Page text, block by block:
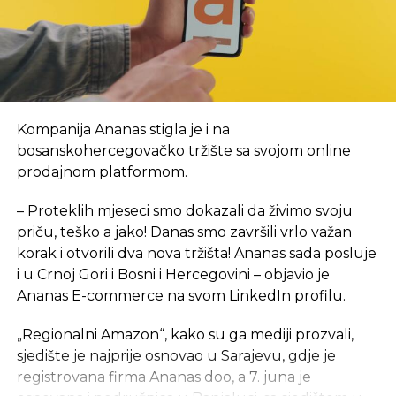
početak, kancelarije NTP-a biće u novom objektu
Arhitektonsko-građevinsko-geodetskog fakulteta i
Šumarskog fakulteta, u krugu Univerzitetskog
grada. Inače, lokacija je u neposrednoj blizini
tehničke dokumentacije tada bila u toku. Tada je i
rečeno da se na proljeće 2024. godine planira
polaganje kamena temeljca za izgradnju ovog
metara, sa planiranim rokom od 24 mjeseca, a tada
je procijenjeno da će okvirna vrijednost objekta,
neophodnom opremom i laboratorijom, iznositi 15
mil EUR.
odobrio sredstva za dva projekta u Srpskoj– jedan
je izgradnja Studentskog centra u Foči, a drugi
izgradnja Naučno-tehnološkog parka u Banjaluci.
Kompanija Ananas stigla je i na
bosanskohercegovačko tržište sa svojom online
prodajnom platformom.
– Proteklih mjeseci smo dokazali da živimo svoju
priču, teško a jako! Danas smo završili vrlo važan
korak i otvorili dva nova tržišta! Ananas sada posluje
i u Crnoj Gori i Bosni i Hercegovini – objavio je
Ananas E-commerce na svom LinkedIn profilu.
„Regionalni Amazon“, kako su ga mediji prozvali,
sjedište je najprije osnovao u Sarajevu, gdje je
registrovana firma Ananas doo, a 7. juna je